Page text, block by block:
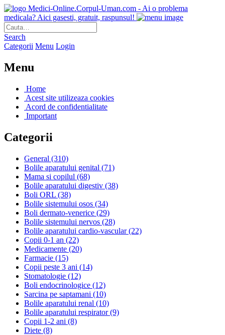
Medici-Online.Corpul-Uman.com - Ai o problema
medicala? Aici gasesti, gratuit, raspunsul!
Search
Categorii Menu Login
Menu
Home
Acest site utilizeaza cookies
Acord de confidentialitate
Important
Categorii
General (310)
Bolile aparatului genital (71)
Mama si copilul (68)
Bolile aparatului digestiv (38)
Boli ORL (38)
Bolile sistemului osos (34)
Boli dermato-venerice (29)
Bolile sistemului nervos (28)
Bolile aparatului cardio-vascular(22)
Copii 0-1 an (22)
Medicamente (20)
Farmacie (15)
Copii peste 3 ani (14)
Stomatologie (12)
Boli endocrinologice (12)
Sarcina pe saptamani (10)
Bolile aparatului renal (10)
Bolile aparatului respirator(9)
Copii 1-2 ani (8)
Diete (8)